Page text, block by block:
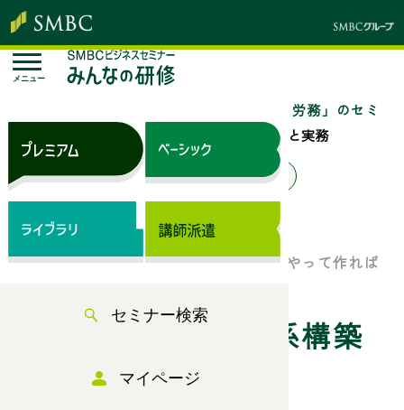
メニュー
セミナー検索
マイページ
「人事・労務」のセミ
人材育成・教育体系構築の基本と実務
来場セミナー オンラインセミナー
社員を成長させる教育の仕組みはどうやって作れば
人材育成・教育体系構築
の基本と実務